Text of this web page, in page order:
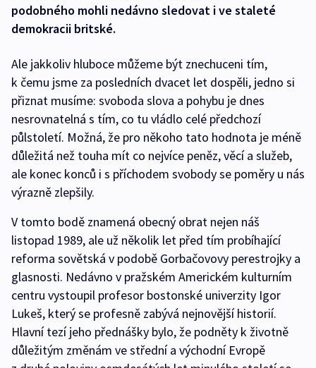
podobného mohli nedávno sledovat i ve staleté
demokracii britské.
Ale jakkoliv hluboce můžeme být znechuceni tím,
k čemu jsme za posledních dvacet let dospěli, jedno si
přiznat musíme: svoboda slova a pohybu je dnes
nesrovnatelná s tím, co tu vládlo celé předchozí
půlstoletí. Možná, že pro někoho tato hodnota je méně
důležitá než touha mít co nejvíce peněz, věcí a služeb,
ale konec konců i s příchodem svobody se poměry u nás
výrazně zlepšily.
V tomto bodě znamená obecný obrat nejen náš
listopad 1989, ale už několik let před tím probíhající
reforma sovětská v podobě Gorbačovovy perestrojky a
glasnosti. Nedávno v pražském Americkém kulturním
centru vystoupil profesor bostonské univerzity Igor
Lukeš, který se profesně zabývá nejnovější historií.
Hlavní tezí jeho přednášky bylo, že podněty k životně
důležitým změnám ve střední a východní Evropě